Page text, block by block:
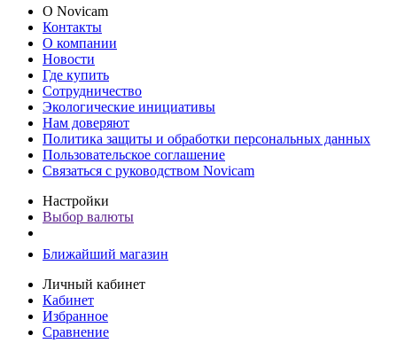
О Novicam
Контакты
О компании
Новости
Где купить
Сотрудничество
Экологические инициативы
Нам доверяют
Политика защиты и обработки персональных данных
Пользовательское соглашение
Связаться с руководством Novicam
Настройки
Выбор валюты
Ближайший магазин
Личный кабинет
Кабинет
Избранное
Сравнение